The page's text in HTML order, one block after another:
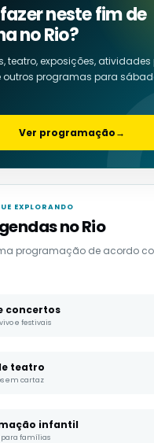
neste fim de
no Rio?
teatro, exposições, atividades
outros programas para
Ver programação→
EXPLORANDO
no Rio
programação de acordo
concertos
e festivais
teatro
em cartaz
infantil
famílias